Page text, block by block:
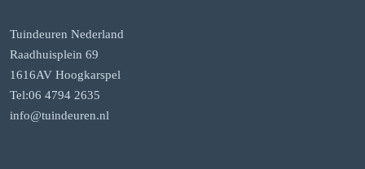
Tuindeuren Nederland
Raadhuisplein 69
1616AV Hoogkarspel
Tel:06 4794 2635
info@tuindeuren.nl